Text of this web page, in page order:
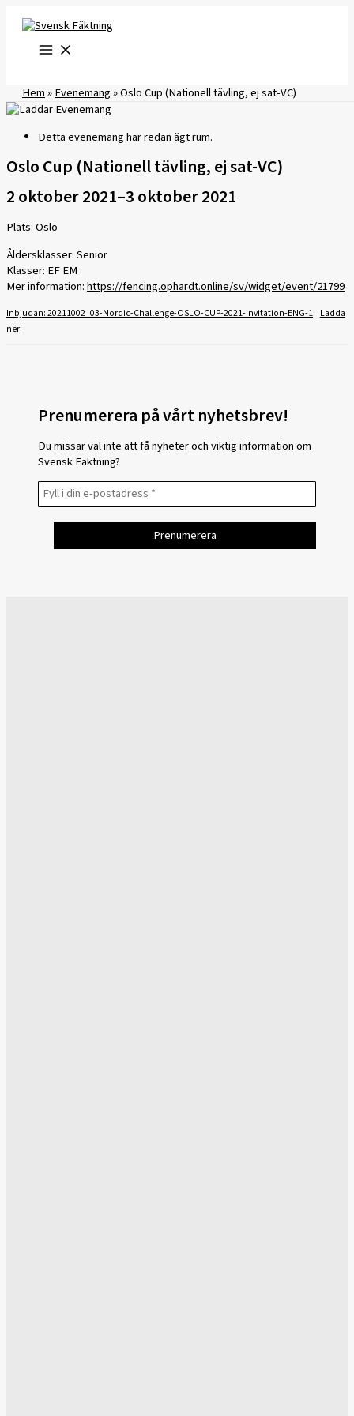
innehåll
Hem»Evenemang»Oslo Cup (Nationell tävling, ej sat-VC)
Detta evenemang har redan ägt rum.
Oslo Cup (Nationell tävling, ej sat-VC)
2 oktober 2021–3 oktober 2021
Plats: Oslo
Åldersklasser: Senior
Klasser: EF EM
Mer information:https://fencing.ophardt.online/sv/widget/event/21799
Inbjudan: 20211002_03-Nordic-Challenge-OSLO-CUP-2021-invitation-ENG-1 Ladda
ner
Prenumerera på vårt nyhetsbrev!
Du missar väl inte att få nyheter och viktig information om
Svensk Fäktning?